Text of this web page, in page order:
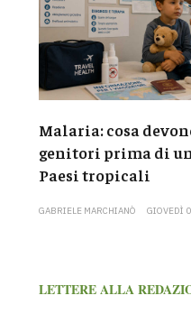
Malaria: cosa
genitori prima di
Paesi tropicali
GABRIELE MARCHIANÒ GIOVEDÌ
LETTERE ALLA